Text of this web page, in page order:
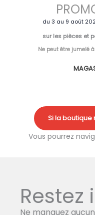
du 3 au 9 août
sur les pièces et
Ne peut être jumelé
Si la boutique
Vous pourrez
Ne manquez